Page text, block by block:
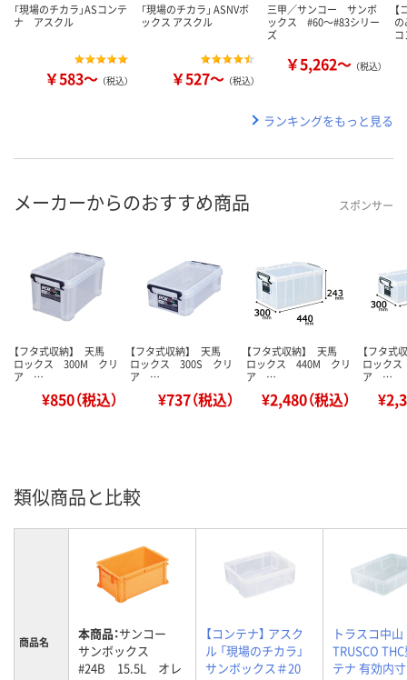
「現場のチカラ」ASコンテ
ナ アスクル
￥583～ （税込）
「現場のチカラ」 ASNVボ
ックス アスクル
￥527～ （税込）
三甲／サンコー サンボ
ックス #60～#83シリー
ズ
￥5,262～ （税込）
の
ランキングをもっと見る
メーカーからのおすすめ商品 スポンサー
【フタ式収納】 天馬
ロックス 300M クリ
ア …
¥850（税込）
【フタ式収納】 天馬
ロックス 300S クリ
ア …
¥737（税込）
【フタ式収納】 天馬
ロックス 440M クリ
ア …
¥2,480（税込）
【フタ
ロック
ア …
類似商品と比較
商品名 本商品：サンコー
サンボックス
#24B 15.5L オレ
【コンテナ】 アスク
ル 「現場のチカラ」
サンボックス＃20
トラスコ中山
TRUSCO
テナ 有効内寸